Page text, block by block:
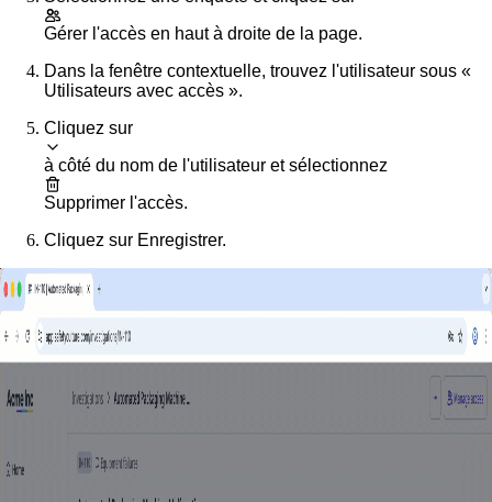
Gérer l'accès en haut à droite de la page.
Dans la fenêtre contextuelle, trouvez l'utilisateur sous «
Utilisateurs avec accès ».
Cliquez sur
à côté du nom de l'utilisateur et sélectionnez
Supprimer l'accès.
Cliquez sur Enregistrer.